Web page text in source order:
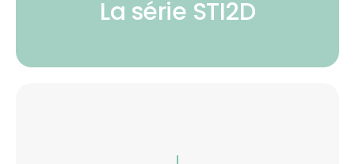
La série STI2D